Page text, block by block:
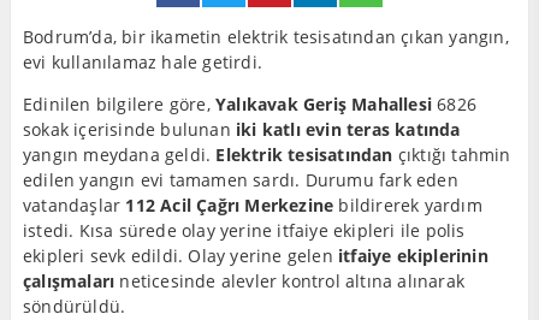
Bodrum’da, bir ikametin elektrik tesisatından çıkan yangın,
evi kullanılamaz hale getirdi.
Edinilen bilgilere göre, Yalıkavak Geriş Mahallesi 6826
sokak içerisinde bulunan iki katlı evin teras katında
yangın meydana geldi. Elektrik tesisatından çıktığı tahmin
edilen yangın evi tamamen sardı. Durumu fark eden
vatandaşlar 112 Acil Çağrı Merkezine bildirerek yardım
istedi. Kısa sürede olay yerine itfaiye ekipleri ile polis
ekipleri sevk edildi. Olay yerine gelen itfaiye ekiplerinin
çalışmaları neticesinde alevler kontrol altına alınarak
söndürüldü.